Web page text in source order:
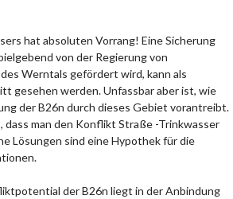
hat absoluten Vorrang! Eine Sicherung
von der Regierung von
Werntals gefördert wird, kann als
gesehen werden. Unfassbar aber ist, wie
der B26n durch dieses Gebiet vorantreibt.
dass man den Konflikt Straße -Trinkwasser
Lösungen sind eine Hypothek für die
der B26n liegt in der Anbindung